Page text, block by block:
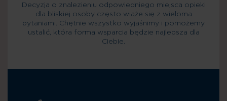
Decyzja o znalezieniu odpowiedniego miejsca opieki
dla bliskiej osoby często wiąże się z wieloma
pytaniami. Chętnie wszystko wyjaśnimy i pomożemy
ustalić, która forma wsparcia będzie najlepsza dla
Ciebie.